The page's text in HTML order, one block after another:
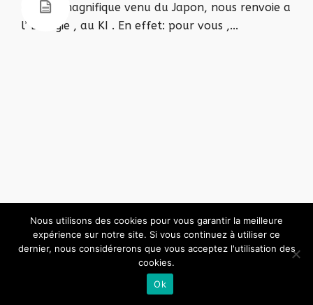
Ce mot magnifique venu du Japon, nous renvoie a
l’ Energie , au KI . En effet: pour vous ,...
© 2026 · Designed byHexalto.Solutions
Nous utilisons des cookies pour vous garantir la meilleure
expérience sur notre site. Si vous continuez à utiliser ce
dernier, nous considérerons que vous acceptez l'utilisation des
cookies.
Ok